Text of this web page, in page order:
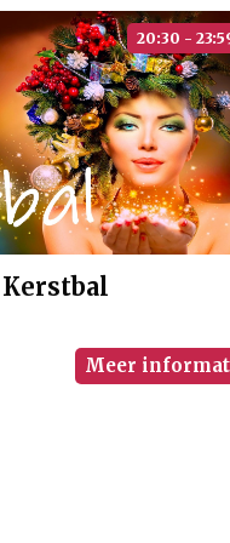
20:30 -
Meer